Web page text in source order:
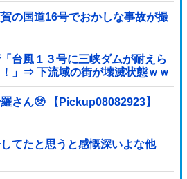
の国道16号でおかしな事故が撮
台風１３号に三峡ダムが耐えら
」⇒ 下流域の街が壊滅状態ｗｗ
さん🥺 【Pickup08082923】
てたと思うと感慨深いよな他